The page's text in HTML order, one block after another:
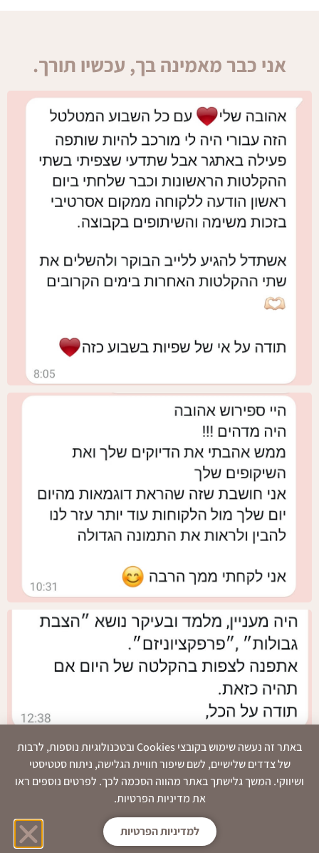
אני כבר מאמינה בך, עכשיו תורך.
באתר זה נעשה שימוש בקובצי Cookies ובטכנולוגיות נוספות, לרבות
של צדדים שלישיים, לשם שיפור חוויית הגלישה, ניתוח סטטיסטי
ושיווקי. המשך גלישתך באתר מהווה הסכמה לכך. לפרטים נוספים ראו
את מדיניות הפרטיות.
למדיניות הפרטיות